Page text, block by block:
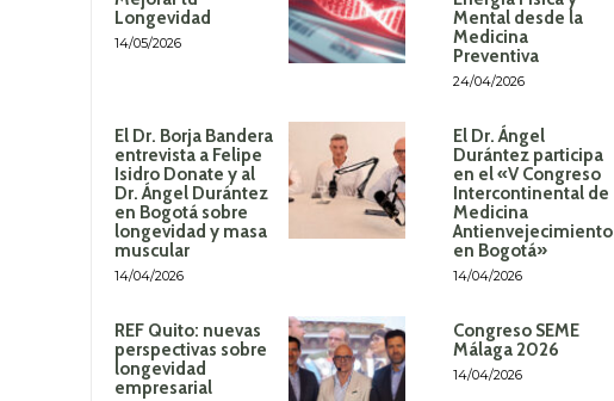
Longevidad
14/05/2026
Mental desde la
Medicina
Preventiva
24/04/2026
El Dr. Borja Bandera
entrevista a Felipe
Isidro Donate y al
Dr. Ángel Durántez
en Bogotá sobre
longevidad y masa
muscular
14/04/2026
El Dr. Ángel
Durántez participa
en el «V Congreso
Intercontinental de
Medicina
Antienvejecimiento
en Bogotá»
14/04/2026
REF Quito: nuevas
perspectivas sobre
longevidad
empresarial
Congreso SEME
Málaga 2026
14/04/2026